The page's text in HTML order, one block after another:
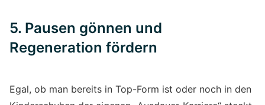
5. Pausen gönnen und
Regeneration fördern
Egal, ob man bereits in Top-Form ist oder noch in den